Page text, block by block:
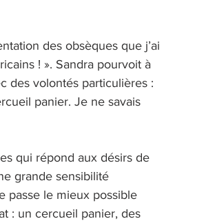
des obsèques que j’ai
! ». Sandra pourvoit à
des volontés particulières :
panier. Je ne savais
qui répond aux désirs de
grande sensibilité
passe le mieux possible
: un cercueil panier, des